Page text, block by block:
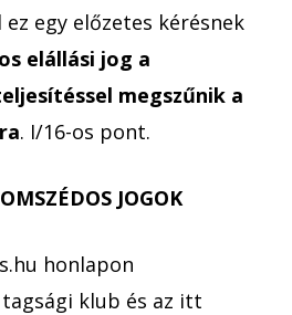
egy előzetes kérésnek
elállási jog a
megszűnik a
. I/16-os pont.
JOGOK
honlapon
klub és az itt